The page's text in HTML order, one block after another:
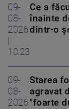
09-
08-
2026
10:23
Ce a
înainte
dintr-o
09-
08-
2026
Starea
agravat
"foarte